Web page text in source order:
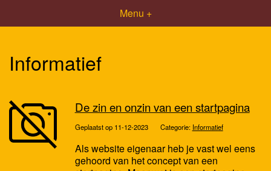
Menu +
Informatief
De zin en onzin van een startpagina
Geplaatst op 11-12-2023 Categorie: Informatief
Als website eigenaar heb je vast wel eens
gehoord van het concept van een